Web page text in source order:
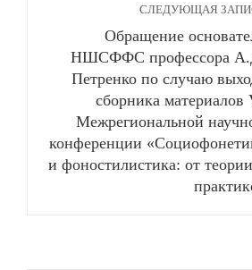
СЛЕДУЮЩАЯ
Обращение
НШСФФС профессора
Петренко по случаю
сборника материалов
Межрегиональной
конференции
и фоностилистика: от